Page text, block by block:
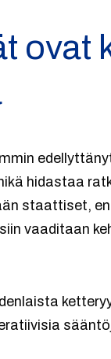
ovat
hidastaa
staattiset,
vaaditaan